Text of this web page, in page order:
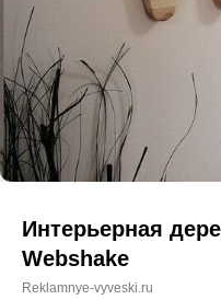
Интерьерная
Webshake
Reklamnye-vyveski.ru